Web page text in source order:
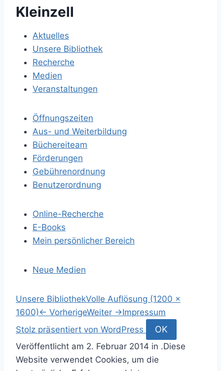
Kleinzell
Aktuelles
Unsere Bibliothek
Recherche
Medien
Veranstaltungen
Öffnungszeiten
Aus- und Weiterbildung
Büchereiteam
Förderungen
Gebührenordnung
Benutzerordnung
Online-Recherche
E-Books
Mein persönlicher Bereich
Neue Medien
S
p
r
n
g
Unsere BibliothekVolle Auflösung (1200 ×
1600)← VorherigeWeiter →Impressum
Stolz präsentiert von WordPress
OK
u
c
Veröffentlicht am 2. Februar 2014 in .Diese
Website verwendet Cookies, um die